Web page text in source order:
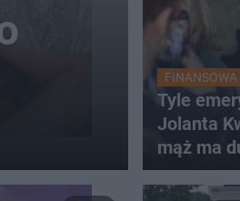
FINANSOWA
Tyle
Jolanta
mąż ma